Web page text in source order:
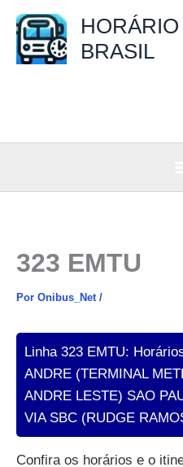
para
BRASIL
323 EMTU
Por Onibus_Net /
Linha 323 EMTU:
ANDRE (TERMINAL
ANDRE LESTE) SAO
VIA SBC (RUDGE
Confira os horários e o